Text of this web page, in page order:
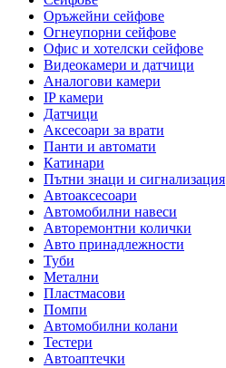
Оръжейни сейфове
Огнеупорни сейфове
Офис и хотелски сейфове
Видеокамери и датчици
Аналогови камери
IP камери
Датчици
Аксесоари за врати
Панти и автомати
Катинари
Пътни знаци и сигнализация
Автоаксесоари
Автомобилни навеси
Авторемонтни колички
Авто принадлежности
Туби
Метални
Пластмасови
Помпи
Автомобилни колани
Тестери
Автоаптечки